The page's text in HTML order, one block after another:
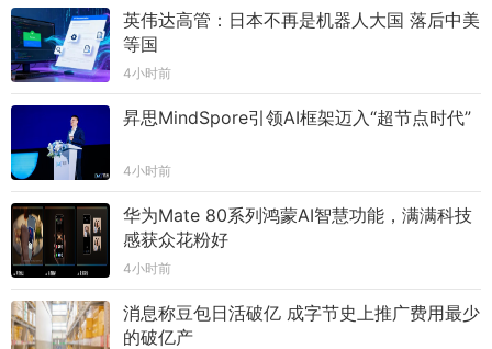
英伟达高管：日本不再是机器人大国 落后中美
等国
4小时前
昇思MindSpore引领AI框架迈入“超节点时代”
4小时前
华为Mate 80系列鸿蒙AI智慧功能，满满科技
感获众花粉好
4小时前
消息称豆包日活破亿 成字节史上推广费用最少
的破亿产